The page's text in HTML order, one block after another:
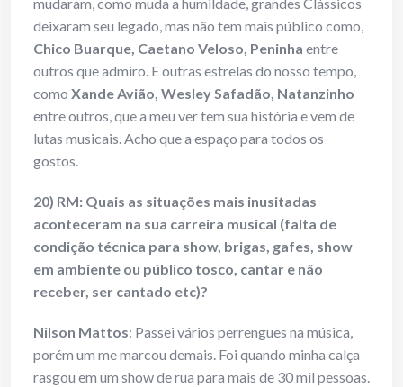
deixaram seu legado, mas não tem mais público como,
Chico Buarque, Caetano Veloso, Peninha entre
outros que admiro. E outras estrelas do nosso tempo,
como Xande Avião, Wesley Safadão, Natanzinho
entre outros, que a meu ver tem sua história e vem de
lutas musicais. Acho que a espaço para todos os
gostos.
20) RM: Quais as situações mais inusitadas
aconteceram na sua carreira musical (falta de
condição técnica para show, brigas, gafes, show
em ambiente ou público tosco, cantar e não
receber, ser cantado etc)?
Nilson Mattos: Passei vários perrengues na música,
porém um me marcou demais. Foi quando minha calça
rasgou em um show de rua para mais de 30 mil pessoas.